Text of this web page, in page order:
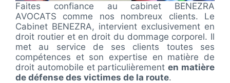
Faites confiance au cabinet BENEZRA
AVOCATS comme nos nombreux clients. Le
Cabinet BENEZRA, intervient exclusivement en
droit routier et en droit du dommage corporel. Il
met au service de ses clients toutes ses
compétences et son expertise en matière de
droit automobile et particulièrementen matière
de défense des victimes de la route.